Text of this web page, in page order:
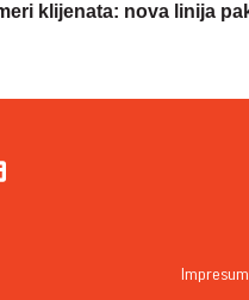
klijenata: nova linija